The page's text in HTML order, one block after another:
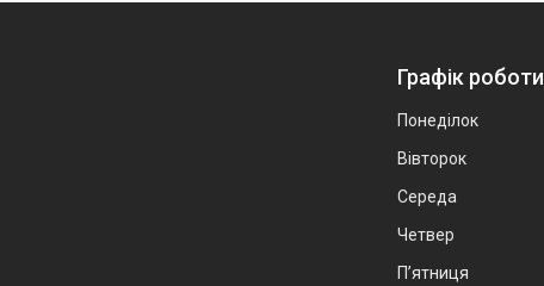
Графік роботи
Понеділок
Вівторок
Середа
Четвер
Пʼятниця